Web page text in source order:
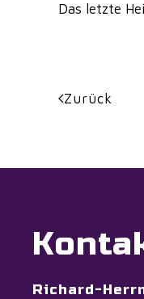
Das letzte
Zurück
Richard-